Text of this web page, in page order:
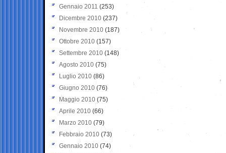
Gennaio 2011 (253)
Dicembre 2010 (237)
Novembre 2010 (187)
Ottobre 2010 (157)
Settembre 2010 (148)
Agosto 2010 (75)
Luglio 2010 (86)
Giugno 2010 (76)
Maggio 2010 (75)
Aprile 2010 (66)
Marzo 2010 (79)
Febbraio 2010 (73)
Gennaio 2010 (74)